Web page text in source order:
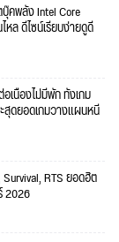
บุ๊คพลัง Intel Core
หล ดีไซน์เรียบง่ายดูดี
เนื่องไม่มีพัก ทั้งเกม
สุดยอดเกมวางแผนหนี
RTS ยอดฮิต
2026